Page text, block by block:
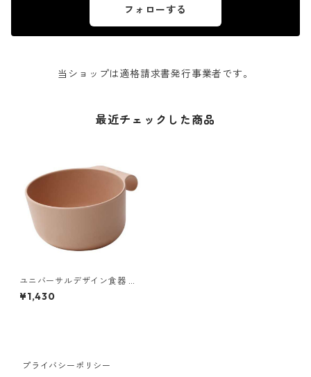
フォローする
当ショップは適格請求書発行事業者です。
最近チェックした商品
ユニバーサルデザイン食器 イ
デアコ テーブルウェア 鉢・ボ
ウル ideaco UD bowl Rサイズ
¥1,430
プライバシーポリシー